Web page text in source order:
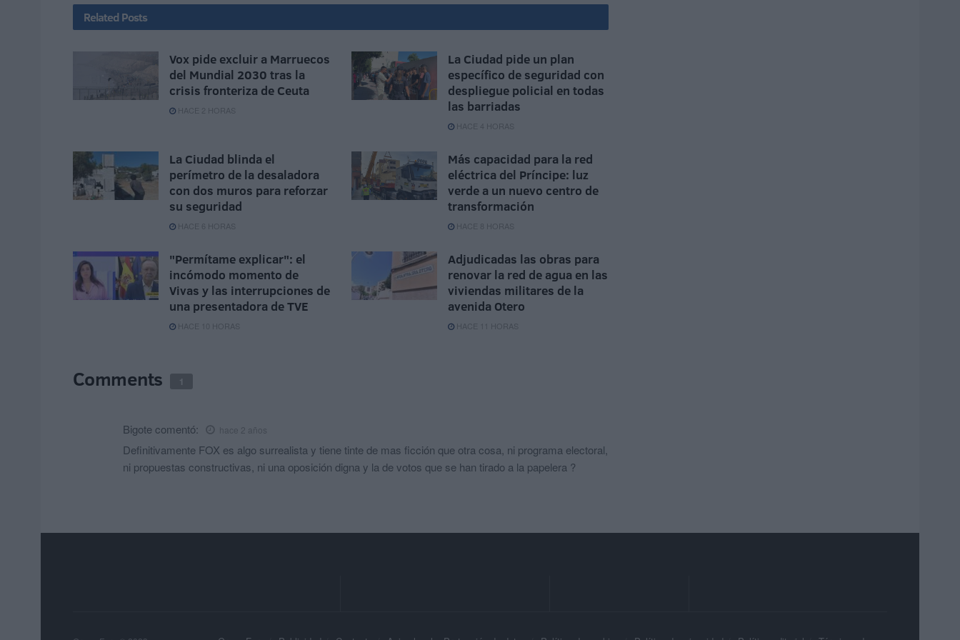
Related Posts
Vox pide excluir a Marruecos
del Mundial 2030 tras la
crisis fronteriza de Ceuta
HACE 2 HORAS
La Ciudad pide un plan
específico de seguridad con
despliegue policial en todas
las barriadas
HACE 4 HORAS
La Ciudad blinda el
perímetro de la desaladora
con dos muros para reforzar
su seguridad
HACE 6 HORAS
Más capacidad para la red
eléctrica del Príncipe: luz
verde a un nuevo centro de
transformación
HACE 8 HORAS
"Permítame explicar": el
incómodo momento de
Vivas y las interrupciones de
una presentadora de TVE
HACE 10 HORAS
Adjudicadas las obras para
renovar la red de agua en las
viviendas militares de la
avenida Otero
HACE 11 HORAS
Comments 1
Bigote comentó: hace 2 años
Definitivamente FOX es algo surrealista y tiene tinte de mas ficción que otra cosa, ni programa electoral,
ni propuestas constructivas, ni una oposición digna y la de votos que se han tirado a la papelera ?